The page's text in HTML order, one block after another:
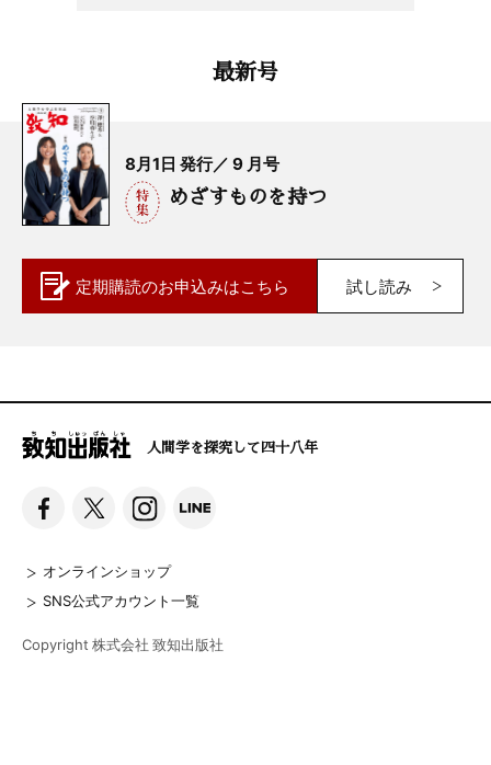
最新号
8月1日 発行／ 9 月号
めざすものを持つ
定期購読のお申込みはこちら 試し読み
人間学を探究して四十八年
オンラインショップ
SNS公式アカウント一覧
Copyright 株式会社 致知出版社